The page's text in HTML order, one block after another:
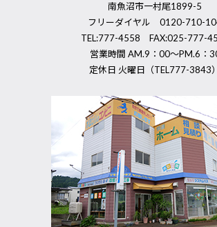
南魚沼市一村尾1899-5
フリーダイヤル 0120-710-
TEL:777-4558 FAX:025-777-
営業時間 AM.9：00～PM.6：
定休日 火曜日（TEL777-3843）